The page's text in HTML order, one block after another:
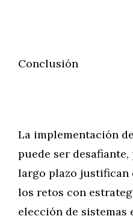
Conclusión
La implementación
puede ser
largo plazo justifican
los retos con
elección de sistemas